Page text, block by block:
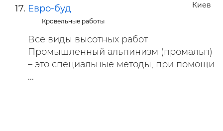
Киев
Евро-буд
Кровельные работы
Все виды высотных работ
Промышленный альпинизм (промальп)
– это специальные методы, при помощи
...